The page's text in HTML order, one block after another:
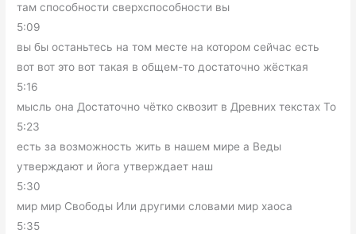
там способности сверхспособности вы
5:09
вы бы останьтесь на том месте на котором сейчас есть
вот вот это вот такая в общем-то достаточно жёсткая
5:16
мысль она Достаточно чётко сквозит в Древних текстах То
5:23
есть за возможность жить в нашем мире а Веды
утверждают и йога утверждает наш
5:30
мир мир Свободы Или другими словами мир хаоса
5:35